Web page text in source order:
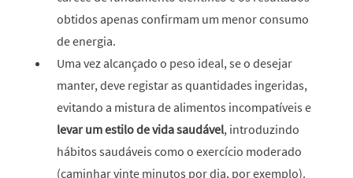
obtidos apenas confirmam um menor consumo
de energia.
Uma vez alcançado o peso ideal, se o desejar
manter, deve registar as quantidades ingeridas,
evitando a mistura de alimentos incompatíveis e
levar um estilo de vida saudável, introduzindo
hábitos saudáveis como o exercício moderado
(caminhar vinte minutos por dia, por exemplo).